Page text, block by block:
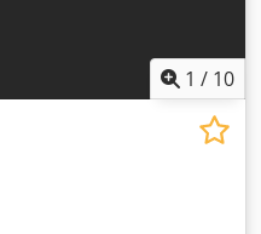
1 / 10